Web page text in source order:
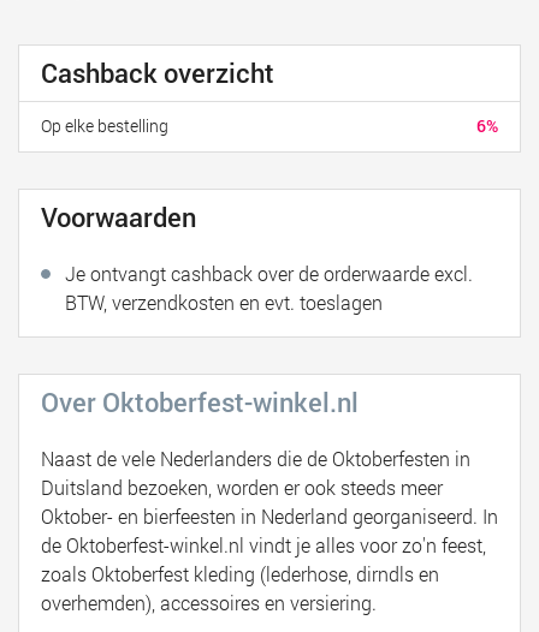
Cashback overzicht
6%
Op elke bestelling
Voorwaarden
Je ontvangt cashback over de orderwaarde excl.
BTW, verzendkosten en evt. toeslagen
Over Oktoberfest-winkel.nl
Naast de vele Nederlanders die de Oktoberfesten in
Duitsland bezoeken, worden er ook steeds meer
Oktober- en bierfeesten in Nederland georganiseerd. In
de Oktoberfest-winkel.nl vindt je alles voor zo'n feest,
zoals Oktoberfest kleding (lederhose, dirndls en
overhemden), accessoires en versiering.